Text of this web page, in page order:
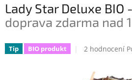
Lady Star Deluxe BIO
doprava zdarma nad
Tip BIO produkt
Průměrné
2 hodnocení